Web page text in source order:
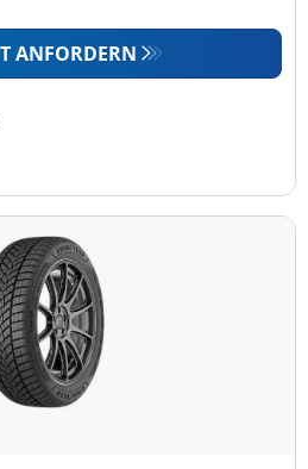
ANFORDERN